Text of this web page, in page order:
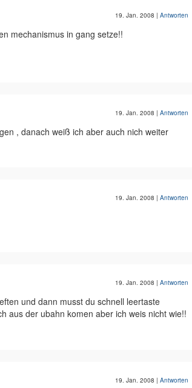
19. Jan. 2008 | Antworten
mechanismus in gang setze!!
19. Jan. 2008 | Antworten
, danach weiß ich aber auch nich weiter
19. Jan. 2008 | Antworten
19. Jan. 2008 | Antworten
und dann musst du schnell leertaste
aus der ubahn komen aber ich weis nicht wie!!
19. Jan. 2008 | Antworten